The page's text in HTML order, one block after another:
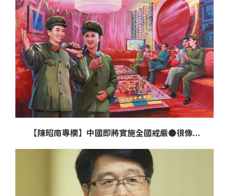
【陳昭南專欄】中國即將實施全國戒嚴●很像...